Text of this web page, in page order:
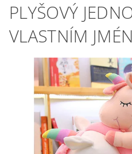
PLYŠOVÝ
VLASTNÍM